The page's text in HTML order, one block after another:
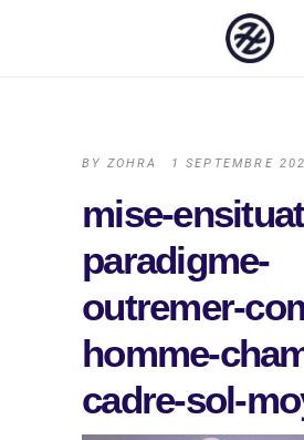
BY ZOHRA 1 SEPTEMBRE
mise-
paradigme-
outremer-
homme-
cadre-sol-